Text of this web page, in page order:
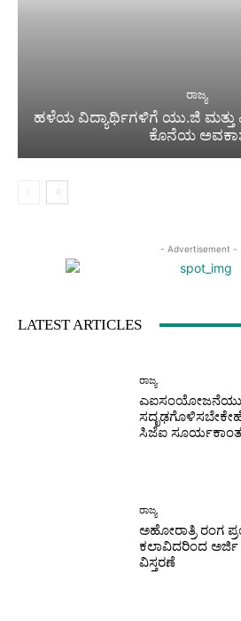
ರಾಜ್ಯ
ಹಳೆಯ ವಿದ್ಯಾರ್ಥಿಗಳಿಗೆ ಯು.ಜಿ ಮತ್ತು
ಕೊನೆಯ
- Advertisement -
LATEST ARTICLES
ರಾಜ್ಯ
ಎಐಸಂಯೋಜನೆಯು
ಸಿಜೆಐ ಸೂರ್ಯಕಾಂತ
ರಾಜ್ಯ
ಅಹೋರಾತ್ರಿ ರಂಗ
ಕಲಾವಿದರಿಂದ ಅರ್ಜಿ
ವಿಸ್ತರಣೆ